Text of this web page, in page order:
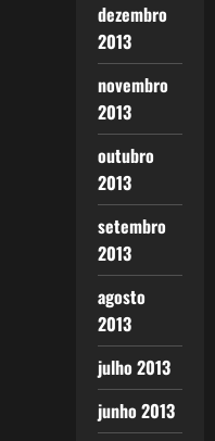
dezembro
2013
novembro
2013
outubro
2013
setembro
2013
agosto
2013
julho 2013
junho 2013